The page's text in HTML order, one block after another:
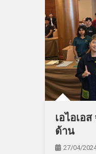
เอไอเอ
ด้าน
27/04/